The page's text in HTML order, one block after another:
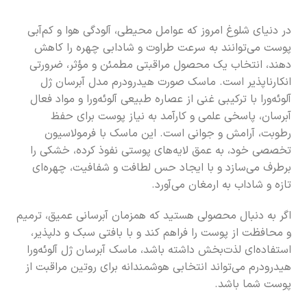
در دنیای شلوغ امروز که عوامل محیطی، آلودگی هوا و کم‌آبی
پوست می‌توانند به سرعت طراوت و شادابی چهره را کاهش
دهند، انتخاب یک محصول مراقبتی مطمئن و مؤثر، ضرورتی
انکارناپذیر است. ماسک صورت هیدرودرم مدل آبرسان ژل
آلوئه‌ورا با ترکیبی غنی از عصاره‌ طبیعی آلوئه‌ورا و مواد فعال
آبرسان، پاسخی علمی و کارآمد به نیاز پوست برای حفظ
رطوبت، آرامش و جوانی است. این ماسک با فرمولاسیون
تخصصی خود، به عمق لایه‌های پوستی نفوذ کرده، خشکی را
برطرف می‌سازد و با ایجاد حس لطافت و شفافیت، چهره‌ای
تازه و شاداب به ارمغان می‌آورد.
اگر به دنبال محصولی هستید که همزمان آبرسانی عمیق، ترمیم
و محافظت از پوست را فراهم کند و با بافتی سبک و دلپذیر،
استفاده‌ای لذت‌بخش داشته باشد، ماسک آبرسان ژل آلوئه‌ورا
هیدرودرم می‌تواند انتخابی هوشمندانه برای روتین مراقبت از
پوست شما باشد.